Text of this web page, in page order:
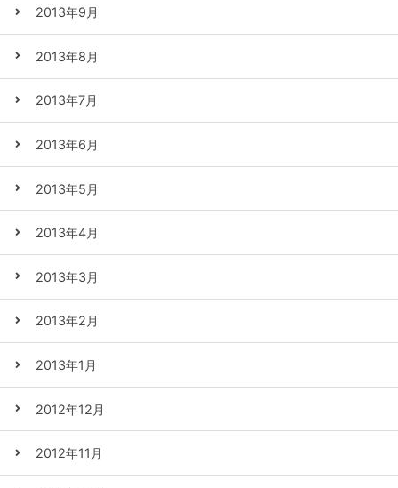
2013年9月
2013年8月
2013年7月
2013年6月
2013年5月
2013年4月
2013年3月
2013年2月
2013年1月
2012年12月
2012年11月